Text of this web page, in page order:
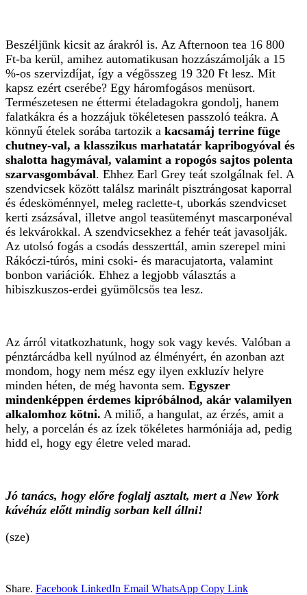
Beszéljünk kicsit az árakról is. Az Afternoon tea 16 800
Ft-ba kerül, amihez automatikusan hozzászámolják a 15
%-os szervizdíjat, így a végösszeg 19 320 Ft lesz. Mit
kapsz ezért cserébe? Egy háromfogásos menüsort.
Természetesen ne éttermi ételadagokra gondolj, hanem
falatkákra és a hozzájuk tökéletesen passzoló teákra. A
könnyű ételek sorába tartozik a kacsamáj terrine füge
chutney-val, a klasszikus marhatatár kapribogyóval és
shalotta hagymával, valamint a ropogós sajtos polenta
szarvasgombával. Ehhez Earl Grey teát szolgálnak fel. A
szendvicsek között találsz marinált pisztrángosat kaporral
és édesköménnyel, meleg raclette-t, uborkás szendvicset
kerti zsázsával, illetve angol teasüteményt mascarponéval
és lekvárokkal. A szendvicsekhez a fehér teát javasolják.
Az utolsó fogás a csodás desszerttál, amin szerepel mini
Rákóczi-túrós, mini csoki- és maracujatorta, valamint
bonbon variációk. Ehhez a legjobb választás a
hibiszkuszos-erdei gyümölcsös tea lesz.
Az árról vitatkozhatunk, hogy sok vagy kevés. Valóban a
pénztárcádba kell nyúlnod az élményért, én azonban azt
mondom, hogy nem mész egy ilyen exkluzív helyre
minden héten, de még havonta sem. Egyszer
mindenképpen érdemes kipróbálnod, akár valamilyen
alkalomhoz kötni. A miliő, a hangulat, az érzés, amit a
hely, a porcelán és az ízek tökéletes harmóniája ad, pedig
hidd el, hogy egy életre veled marad.
Jó tanács, hogy előre foglalj asztalt, mert a New York
kávéház előtt mindig sorban kell állni!
(sze)
Share. Facebook LinkedIn Email WhatsApp Copy Link